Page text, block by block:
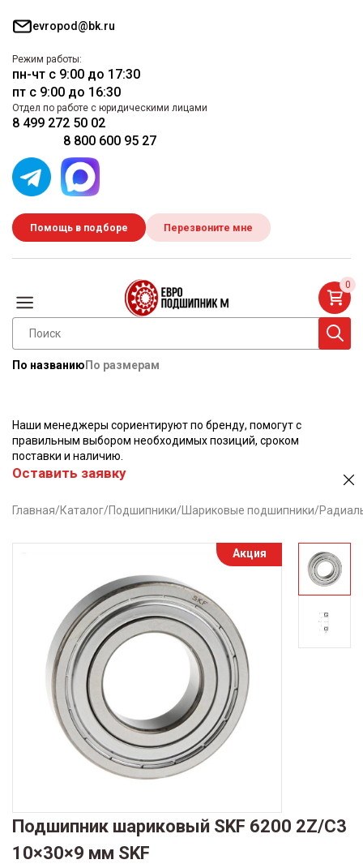
evropod@bk.ru
Режим работы:
пн-чт с 9:00 до 17:30
пт с 9:00 до 16:30
Отдел по работе с юридическими лицами
8 499 272 50 02
8 800 600 95 27
Помощь в подборе Перезвоните мне
По названию По размерам
0
Наши менеджеры сориентируют по бренду, помогут с
правильным выбором необходимых позиций, сроком
поставки и наличию.
Оставить заявку
Главная/Каталог/Подшипники/ Шариковые подшипники/
Акция
Подшипник шариковый SKF 6200 2Z/C3
10×30×9 мм SKF